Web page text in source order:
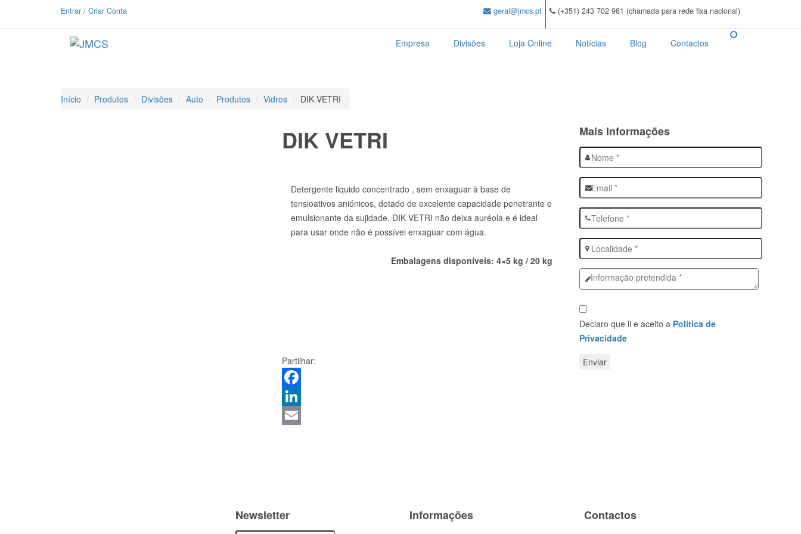
Entrar / Criar Conta geral@jmcs.pt (+351) 243 702 981 (chamada para rede fixa nacional)
Empresa Divisões Loja Online Notícias Blog Contactos
Início Produtos Divisões Auto Produtos Vidros DIK VETRI
DIK VETRI
Detergente liquido concentrado , sem enxaguar à base de
tensioativos aniónicos, dotado de excelente capacidade penetrante e
emulsionante da sujidade. DIK VETRI não deixa auréola e é ideal
para usar onde não é possível enxaguar com água.
Embalagens disponíveis: 4×5 kg / 20 kg
Partilhar:
Facebook
LinkedIn
Mais Informações
Declaro que li e aceito a Política de
Privacidade
Newsletter Informações Contactos